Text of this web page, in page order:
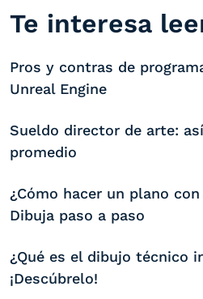
Te interesa
Pros y contras de
Unreal Engine
Sueldo director de arte:
promedio
¿Cómo hacer un plano con
Dibuja paso a paso
¿Qué es el dibujo técnico
¡Descúbrelo!